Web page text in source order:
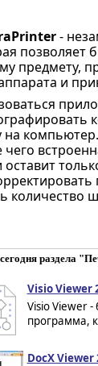
-
позволяет
предмету,
и
на
чего
количество
раздела
Visio Viewer
Visio Viewer -
программа,
DocX Viewer